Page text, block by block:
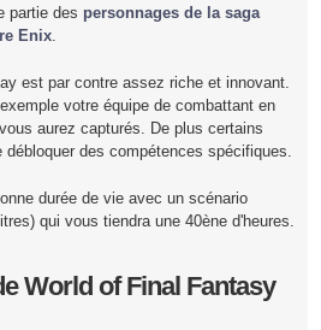
partie des personnages de la saga
Enix.
est par contre assez riche et innovant.
votre équipe de combattant en
aurez capturés. De plus certains
des compétences spécifiques.
durée de vie avec un scénario
qui vous tiendra une 40ène d'heures.
World of Final Fantasy